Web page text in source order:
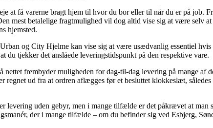
at få varerne bragt hjem til hvor du bor eller til når du er på job.
mest betalelige fragtmulighed vil dog altid vise sig at være selv
hjemsted.
og City Hjelme kan vise sig at være usædvanlig essentiel
du tjekker det anslåede leveringstidspunkt på den respektive vare.
nettet frembyder muligheden for dag-til-dag levering på mange
regnet ud fra at ordren aflægges før et besluttet klokkeslæt,
levering uden gebyr, men i mange tilfælde er det påkrævet at
der i mange tilfælde – om du befinder sig ved Esbjerg,